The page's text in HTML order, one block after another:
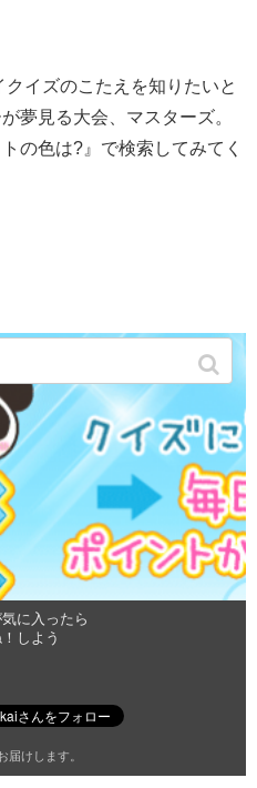
イズのこたえを知りたいと
夢見る大会、マスターズ。
の色は?』で検索してみてく
に入ったら
しよう
届けします。